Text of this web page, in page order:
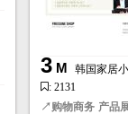
3M
韩国家居
: 2131
↗购物商务 产品